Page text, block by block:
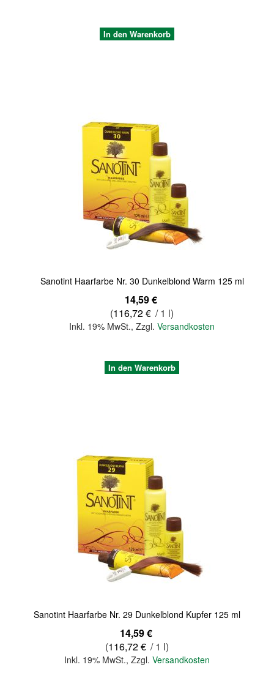
In den Warenkorb
Sanotint Haarfarbe Nr. 30 Dunkelblond Warm 125 ml
14,59 €
(116,72 € / 1 l)
Inkl. 19% MwSt.,Zzgl.Versandkosten
In den Warenkorb
Sanotint Haarfarbe Nr. 29 Dunkelblond Kupfer 125 ml
14,59 €
(116,72 € / 1 l)
Inkl. 19% MwSt., Zzgl. Versandkosten